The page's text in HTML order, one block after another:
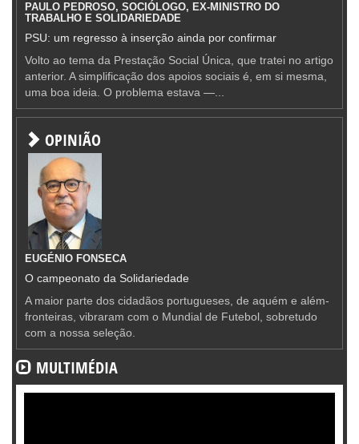
PAULO PEDROSO, SOCIÓLOGO, EX-MINISTRO DO
TRABALHO E SOLIDARIEDADE
PSU: um regresso à inserção ainda por confirmar
Volto ao tema da Prestação Social Única, que tratei no artigo
anterior. A simplificação dos apoios sociais é, em si mesma,
uma boa ideia. O problema estava —...
OPINIÃO
EUGÉNIO FONSECA
O campeonato da Solidariedade
A maior parte dos cidadãos portugueses, de aquém e além-
fronteiras, vibraram com o Mundial de Futebol, sobretudo
com a nossa seleção.
MULTIMÉDIA